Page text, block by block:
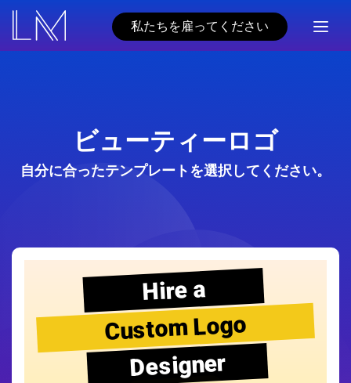
私たちを雇ってください
ビューティーロゴ
自分に合ったテンプレートを選択してください。
Hire a
Custom Logo
Designer